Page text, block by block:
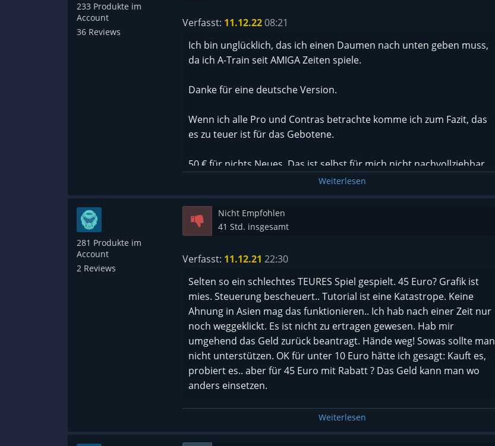
233 Produkte im
Account
36 Reviews
Verfasst: 11.12.2208:21
Ich bin unglücklich, das ich einen Daumen nach unten geben muss,
da ich A-Train seit AMIGA Zeiten spiele.
Danke für eine deutsche Version.
Wenn ich alle Pro und Contras betrachte komme ich zum Fazit, das
es zu teuer ist für das Gebotene.
50 € für nichts Neues. Das ist selbst für mich nicht nachvollziehbar.
Und ich achte nicht auf den Euro. Gott lob.
Sehr abgefuckt hat mich die Tatsache das gewisse Mechaniken der
Vorgänger nicht mehr vorhanden sind oder schwer zu finden.
Auch die Darstellung ist bei aller Fanboyrosarotebrilleschönfärberei
Die Verkehrswege sind völlig überdimensioniert und sehr unschön
anzuschauen.
Weiterlesen
281 Produkte im
Account
2 Reviews
Nicht Empfohlen
41 Std. insgesamt
Verfasst: 11.12.21 22:30
Selten so ein schlechtes TEURES Spiel gespielt. 45 Euro? Grafik ist
mies. Steuerung bescheuert.. Tutorial ist eine Katastrope. Keine
Ahnung in Asien mag das funktionieren.. Ich hab nach einer Zeit nur
noch weggeklickt. Es ist nicht zu ertragen gewesen. Hab mir
umgehend das Geld zurück beantragt. Hände weg! Sowas sollte man
nicht unterstützen. OK für unter 10 Euro hätte ich gesagt: Kauft es,
probiert es.. aber für 45 Euro mit Rabatt ? Das Geld kann man wo
anders einsetzen.
Weiterlesen